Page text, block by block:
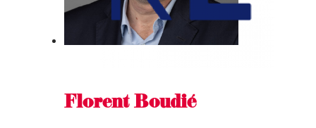
Économie territoriale, économie
sociale et solidaire, insertion par
l’activite economique, economie
Florent Boudié